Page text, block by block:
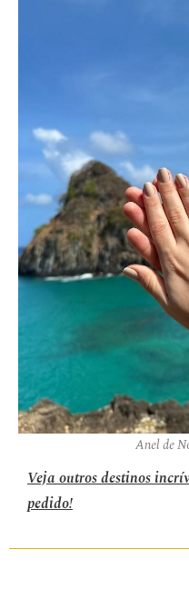
Anel de
Veja outros destinos
pedido!